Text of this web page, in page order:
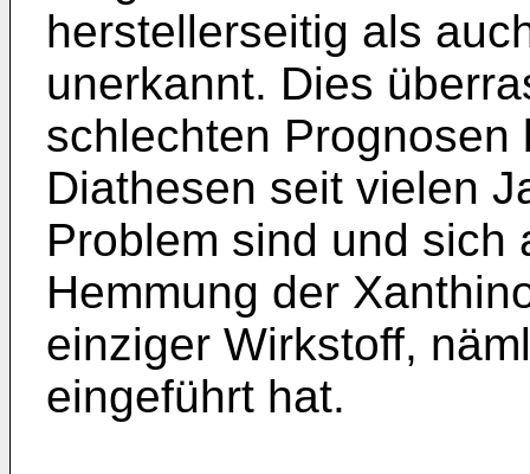
herstellerseitig als
unerkannt. Dies
schlechten Prognosen
Diathesen seit vielen
Problem sind und sich
Hemmung der
einziger Wirkstoff,
eingeführt hat.